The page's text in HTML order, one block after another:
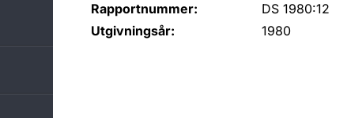
Rapportnummer:
DS 1980:12
Utgivningsår:
1980